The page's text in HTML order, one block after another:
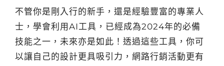
不管你是剛入行的新手，還是經驗豐富的專業人
士，學會利用AI工具，已經成為2024年的必備
技能之一，未來亦是如此！透過這些工具，你可
以讓自己的設計更具吸引力，網路行銷活動更有